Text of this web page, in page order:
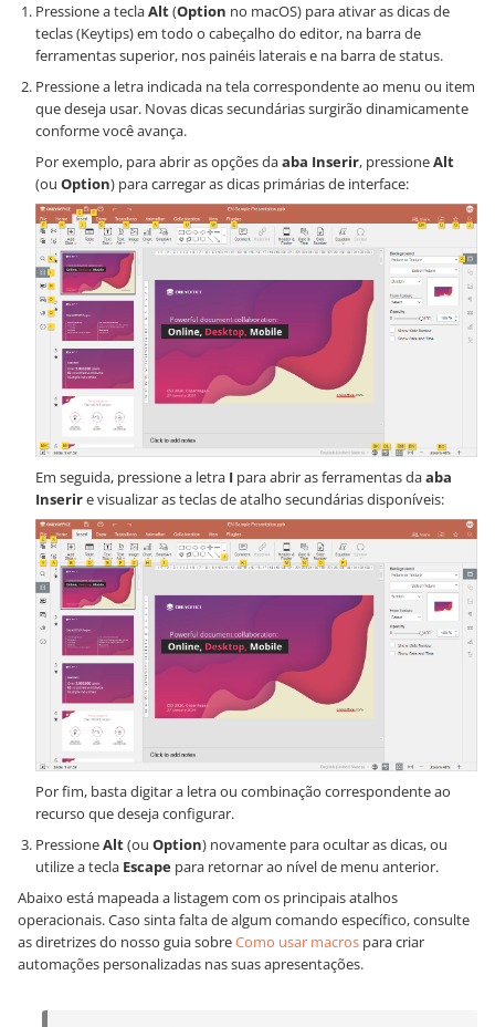
Pressione a teclaAlt(Option no macOS) para ativar as dicas de
teclas (Keytips) em todo o cabeçalho do editor, na barra de
ferramentas superior, nos painéis laterais e na barra de status.
Pressione a letra indicada na tela correspondente ao menu ou item
que deseja usar. Novas dicas secundárias surgirão dinamicamente
conforme você avança.
Por exemplo, para abrir as opções daaba Inserir, pressioneAlt
(ou Option) para carregar as dicas primárias de interface:
Em seguida, pressione a letra I para abrir as ferramentas daaba
Inserire visualizar as teclas de atalho secundárias disponíveis:
Por fim, basta digitar a letra ou combinação correspondente ao
recurso que deseja configurar.
PressioneAlt(ou Option) novamente para ocultar as dicas, ou
utilize a tecla Escape para retornar ao nível de menu anterior.
Abaixo está mapeada a listagem com os principais atalhos
operacionais. Caso sinta falta de algum comando específico, consulte
as diretrizes do nosso guia sobreComo usar macros para criar
automações personalizadas nas suas apresentações.